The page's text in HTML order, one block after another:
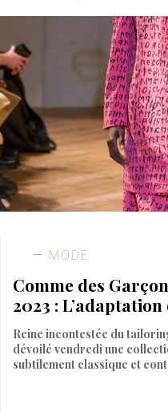
MODE
Comme des
2023 :
Reine incontestée du
dévoilé vendredi une
subtilement classique et